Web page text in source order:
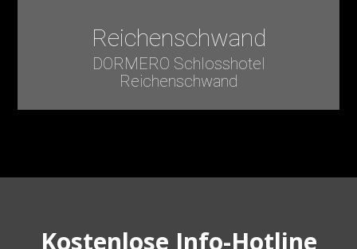
Reichenschwand
DORMERO Schlosshotel
Reichenschwand
Kostenlose Info-Hotline